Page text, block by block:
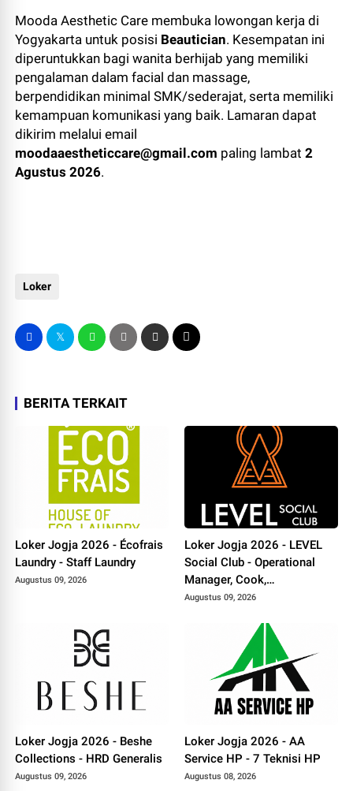
Mooda Aesthetic Care membuka lowongan kerja di
Yogyakarta untuk posisi Beautician. Kesempatan ini
diperuntukkan bagi wanita berhijab yang memiliki
pengalaman dalam facial dan massage,
berpendidikan minimal SMK/sederajat, serta memiliki
kemampuan komunikasi yang baik. Lamaran dapat
dikirim melalui email
moodaaestheticcare@gmail.com paling lambat2
Agustus 2026.
Loker
BERITA TERKAIT
Loker Jogja 2026 - Écofrais
Laundry - Staff Laundry
Augustus 09, 2026
Loker Jogja 2026 - LEVEL
Social Club - Operational
Manager, Cook,
Housekeeping
Augustus 09, 2026
Loker Jogja 2026 - Beshe
Collections - HRD Generalis
Augustus 09, 2026
Loker Jogja 2026 - AA
Service HP - 7 Teknisi HP
Augustus 08, 2026